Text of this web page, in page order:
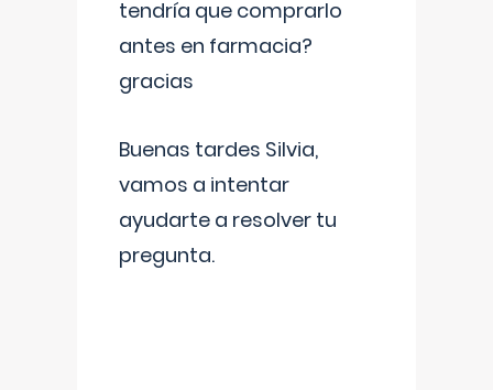
tendría que comprarlo
antes en farmacia?
gracias
Buenas tardes Silvia,
vamos a intentar
ayudarte a resolver tu
pregunta.